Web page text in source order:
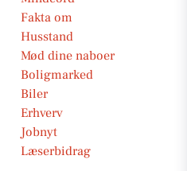
Fakta om
Husstand
Mød dine naboer
Boligmarked
Biler
Erhverv
Jobnyt
Læserbidrag